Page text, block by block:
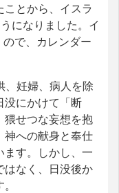
ことから、イスラ
になりました。イ
ので、カレンダー
、妊婦、病人を除
没にかけて「断
猥せつな妄想を抱
神への献身と奉仕
ます。しかし、一
はなく、日没後か